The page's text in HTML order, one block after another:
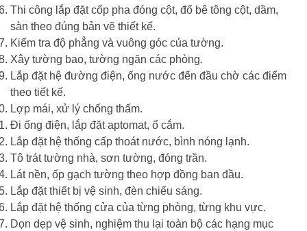
Thi công lắp đặt cốp pha đóng cột, đổ bê tông cột, dầm,
sàn theo đúng bản vẽ thiết kế.
Kiểm tra độ phẳng và vuông góc của tường.
Xây tường bao, tường ngăn các phòng.
Lắp đặt hệ đường điện, ống nước đến đầu chờ các điểm
theo tiết kế.
Lợp mái, xử lý chống thấm.
Đi ống điện, lắp đặt aptomat, ổ cắm.
Lắp đặt hệ thống cấp thoát nước, bình nóng lạnh.
Tô trát tường nhà, sơn tường, đóng trần.
Lát nền, ốp gạch tường theo hợp đồng ban đầu.
Lắp đặt thiết bị vệ sinh, đèn chiếu sáng.
Lắp đặt hệ thống cửa của từng phòng, từng khu vực.
Dọn dẹp vệ sinh, nghiệm thu lại toàn bộ các hạng mục